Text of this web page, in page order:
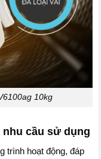
10kg
cầu sử dụng
trình hoạt động, đáp